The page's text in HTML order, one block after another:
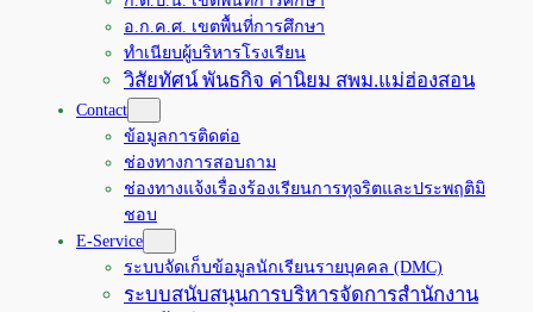
อ.ก.ค.ศ. เขตพื้นที่การศึกษา
ทำเนียบผู้บริหารโรงเรียน
วิสัยทัศน์ พันธกิจ ค่านิยม สพม.แม่ฮ่องสอน
Contact
ข้อมูลการติดต่อ
ช่องทางการสอบถาม
ช่องทางแจ้งเรื่องร้องเรียนการทุจริตและประพฤติมิ
ชอบ
E-Service
ระบบจัดเก็บข้อมูลนักเรียนรายบุคคล (DMC)
ระบบสนับสนุนการบริหารจัดการสำนักงาน